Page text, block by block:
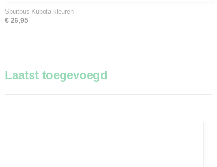
Spuitbus Kubota kleuren
€ 26,95
Laatst toegevoegd